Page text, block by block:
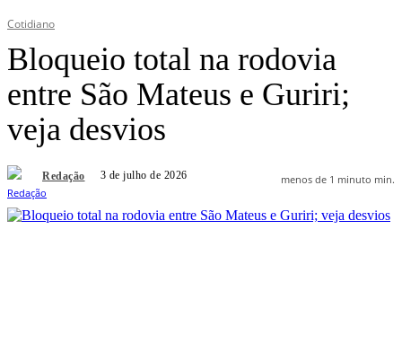
Cotidiano
Bloqueio total na rodovia
entre São Mateus e Guriri;
veja desvios
Redação 3 de julho de 2026 menos de 1 minuto min.